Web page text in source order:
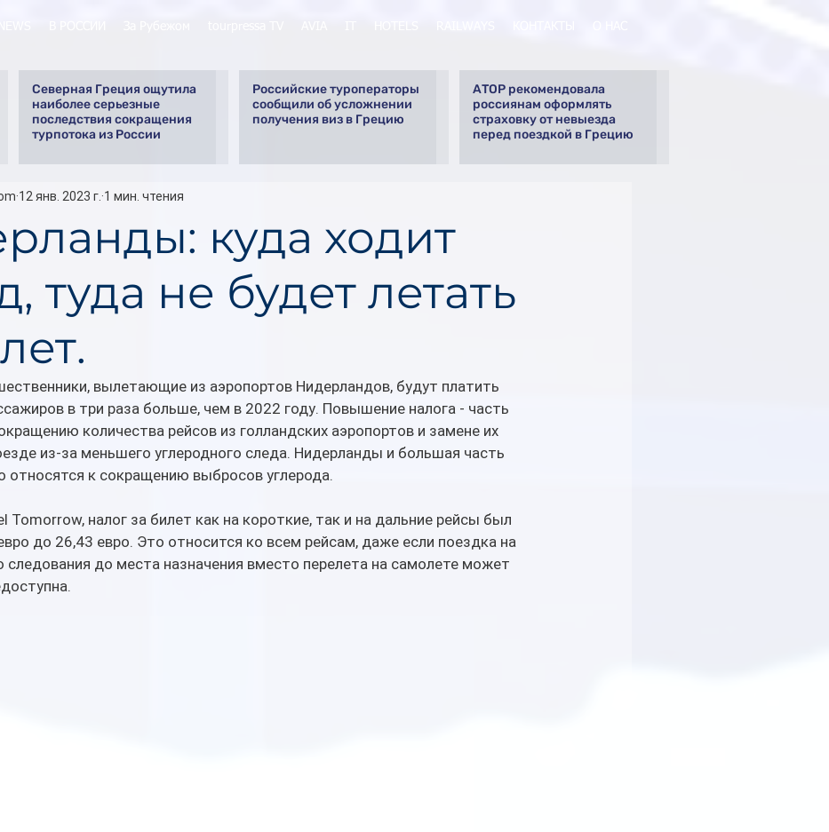
Северная Греция ощутила
наиболее серьезные
последствия сокращения
турпотока из России
Российские туроператоры
сообщили об усложнении
получения виз в Грецию
АТОР рекомендовала
россиянам оформлять
страховку от невыезда
перед поездкой в Грецию
куда ходит
туда не будет летать
12 янв. 2023 г. 1 мин. чтения
вылетающие из аэропортов Нидерландов, будут платить
в три раза больше, чем в 2022 году. Повышение налога - часть
количества рейсов из голландских аэропортов и замене их
из-за меньшего углеродного следа. Нидерланды и большая часть
относятся к сокращению выбросов углерода.
Tomorrow, налог за билет как на короткие, так и на дальние рейсы был
до 26,43 евро. Это относится ко всем рейсам, даже если поездка на
следования до места назначения вместо перелета на самолете может